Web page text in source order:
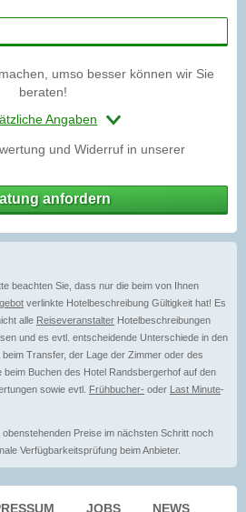
umso besser können wir Sie
beraten!
Angaben
und Widerruf in unserer
anfordern
beachten Sie, dass nur die beim von Ihnen
verlinkte Hotelbeschreibung Gültigkeit hat! Es
alle Reiseveranstalter Hotelbeschreibungen
und es evtl. entscheidende Unterschiede in den
Transfer, der Lage der Zimmer oder des
Buchen des Hotel Randsbergerhof auf den
sowie evtl. Frühbucher- oder Last Minute-
Preise im nächsten Schritt noch
Verfügbarkeitsprüfung beim Anbieter.
JOBS NEWS